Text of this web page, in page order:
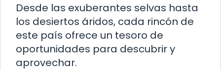
Desde las exuberantes selvas hasta
los desiertos áridos, cada rincón de
este país ofrece un tesoro de
oportunidades para descubrir y
aprovechar.